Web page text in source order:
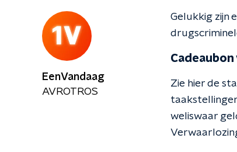
Gelukkig zijn
Zie hier de
weliswaar
EenVandaag
AVROTROS